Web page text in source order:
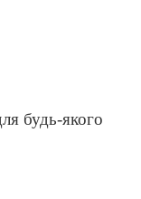
будь-якого